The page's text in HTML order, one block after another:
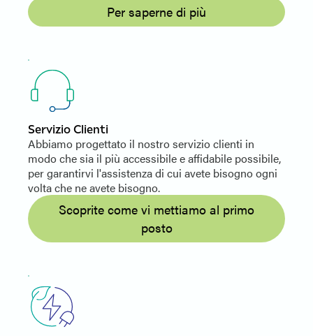
Per saperne di più
Servizio Clienti
Abbiamo progettato il nostro servizio clienti in
modo che sia il più accessibile e affidabile possibile,
per garantirvi l'assistenza di cui avete bisogno ogni
volta che ne avete bisogno.
Scoprite come vi mettiamo al primo
posto